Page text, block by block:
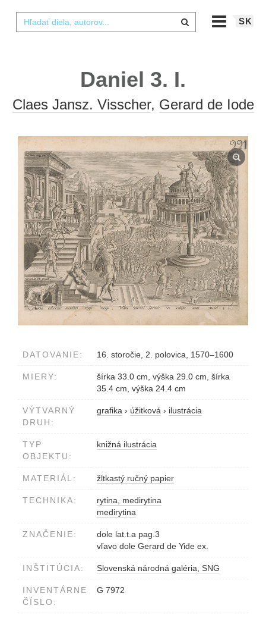
SK
Daniel 3. I.
Claes Jansz. Visscher, Gerard de Iode
DATOVANIE: 16. storočie, 2. polovica, 1570–1600
MIERY:
šírka 33.0 cm, výška 29.0 cm, šírka
35.4 cm, výška 24.4 cm
VÝTVARNÝ
DRUH:
grafika › úžitková › ilustrácia
TYP
OBJEKTU:
knižná ilustrácia
MATERIÁL: žltkastý ručný papier
TECHNIKA:
rytina, medirytina
medirytina
ZNAČENIE:
dole lat.t.a pag.3
vľavo dole Gerard de Yide ex.
INŠTITÚCIA: Slovenská národná galéria, SNG
INVENTÁRNE
ČÍSLO:
G 7972